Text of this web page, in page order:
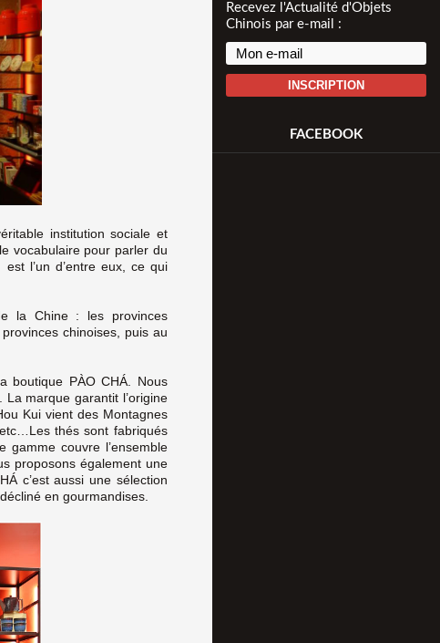
institution sociale et
vocabulaire pour parler du
est l’un d’entre eux, ce qui
la Chine : les provinces
chinoises, puis au
boutique PÀO CHÁ. Nous
marque garantit l’origine
Kui vient des Montagnes
thés sont fabriqués
gamme couvre l’ensemble
proposons également une
c’est aussi une sélection
en gourmandises.
Recevez l'Actualité d'Objets
Chinois par e-mail :
INSCRIPTION
FACEBOOK